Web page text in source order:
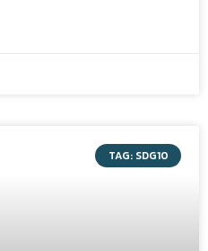
TAG: SDG10